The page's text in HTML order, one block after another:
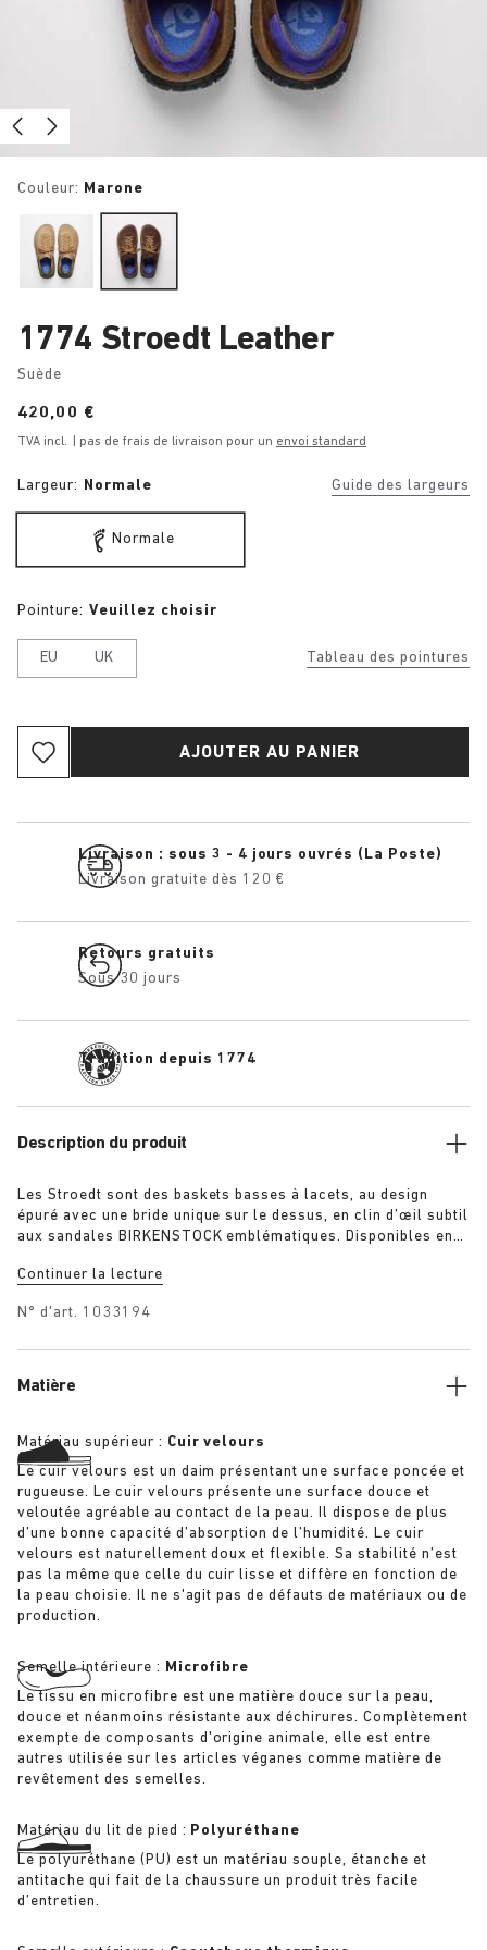
Couleur: Marone
1774 Stroedt Leather
Suède
Price:
420,00 €
TVA incl. | pas de frais de livraison pour un envoi standard
Largeur: Normale Guide des largeurs
Normale
Tableau des pointures
Pointure: Veuillez choisir
EU UK
AJOUTER AU PANIER
Livraison : sous 3 - 4 jours ouvrés (La Poste)
Livraison gratuite dès 120 €
Retours gratuits
Sous 30 jours
Tradition depuis 1774
Description du produit
Les Stroedt sont des baskets basses à lacets, au design
épuré avec une bride unique sur le dessus, en clin d’œil subtil
aux sandales BIRKENSTOCK emblématiques. Disponibles en
style minimaliste raffiné.
Continuer la lecture
N° d'art. 1033194
Matière
Matériau supérieur : Cuir velours
Le cuir velours est un daim présentant une surface poncée et
rugueuse. Le cuir velours présente une surface douce et
veloutée agréable au contact de la peau. Il dispose de plus
d’une bonne capacité d’absorption de l’humidité. Le cuir
velours est naturellement doux et flexible. Sa stabilité n’est
pas la même que celle du cuir lisse et diffère en fonction de
la peau choisie. Il ne s'agit pas de défauts de matériaux ou de
production.
Semelle intérieure : Microfibre
Le tissu en microfibre est une matière douce sur la peau,
douce et néanmoins résistante aux déchirures. Complètement
exempte de composants d'origine animale, elle est entre
autres utilisée sur les articles véganes comme matière de
revêtement des semelles.
Matériau du lit de pied : Polyuréthane
Le polyuréthane (PU) est un matériau souple, étanche et
antitache qui fait de la chaussure un produit très facile
d’entretien.